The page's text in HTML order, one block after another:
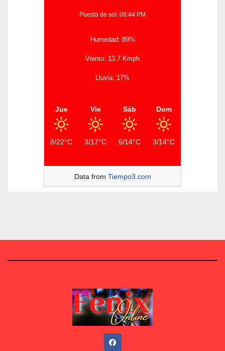
Puesta de sol: 06:44 PM
Humedad: 89%
Viento: 13.7 Kmph
Lluvia: 17%
Jue
8/22°C
Vie
3/17°C
Sáb
6/14°C
Dom
3/14°C
Data from Tiempo3.com